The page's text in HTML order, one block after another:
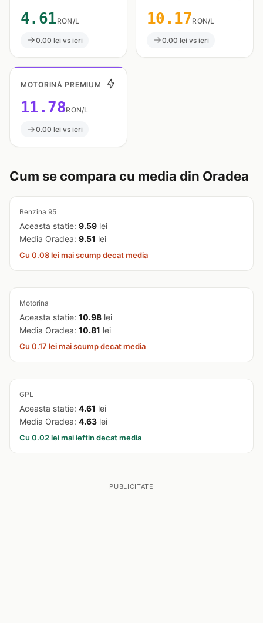
4.61RON/L
0.00 lei vs ieri
10.17RON/L
0.00 lei vs ieri
MOTORINĂ PREMIUM
11.78RON/L
0.00 lei vs ieri
Cum se compara cu media din Oradea
Benzina 95
Aceasta statie: 9.59 lei
Media Oradea: 9.51 lei
Cu 0.08 lei mai scump decat media
Motorina
Aceasta statie: 10.98 lei
Media Oradea: 10.81 lei
Cu 0.17 lei mai scump decat media
GPL
Aceasta statie: 4.61 lei
Media Oradea: 4.63 lei
Cu 0.02 lei mai ieftin decat media
PUBLICITATE